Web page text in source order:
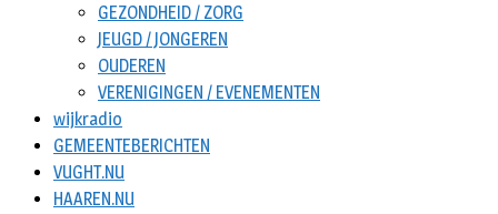
GEZONDHEID / ZORG
JEUGD / JONGEREN
OUDEREN
VERENIGINGEN / EVENEMENTEN
wijkradio
GEMEENTEBERICHTEN
VUGHT.NU
HAAREN.NU